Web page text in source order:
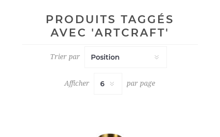
PRODUITS TAGGÉS
AVEC 'ARTCRAFT'
Trier par
Afficher par page